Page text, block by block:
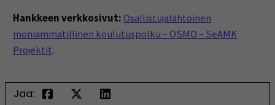
Hankkeen verkkosivut: Osallistujalähtöinen
moniammatillinen koulutuspolku – OSMO – SeAMK
Projektit.
Jaa: